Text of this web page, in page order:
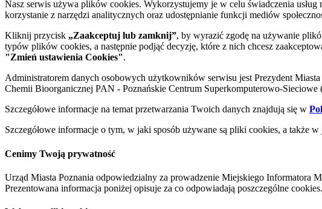
Nasz serwis używa plików cookies. Wykorzystujemy je w celu świadczenia
korzystanie z narzędzi analitycznych oraz udostępnianie funkcji mediów
Kliknij przycisk „Zaakceptuj lub zamknij”, by wyrazić zgodę na używanie
typów plików cookies, a następnie podjąć decyzję, które z nich chcesz
"Zmień ustawienia Cookies".
Administratorem danych osobowych użytkowników serwisu jest Prezydent
Chemii Bioorganicznej PAN - Poznańskie Centrum Superkomputerowo-
Szczegółowe informacje na temat przetwarzania Twoich danych znajdują się w
Szczegółowe informacje o tym, w jaki sposób używane są pliki cookies, a także
Cenimy Twoją prywatność
Urząd Miasta Poznania odpowiedzialny za prowadzenie Miejskiego Informatora
Prezentowana informacja poniżej opisuje za co odpowiadają poszczególne